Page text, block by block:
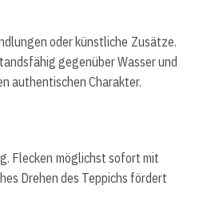
oder künstliche Zusätze.
gegenüber Wasser und
authentischen Charakter.
Flecken möglichst sofort mit
Drehen des Teppichs fördert